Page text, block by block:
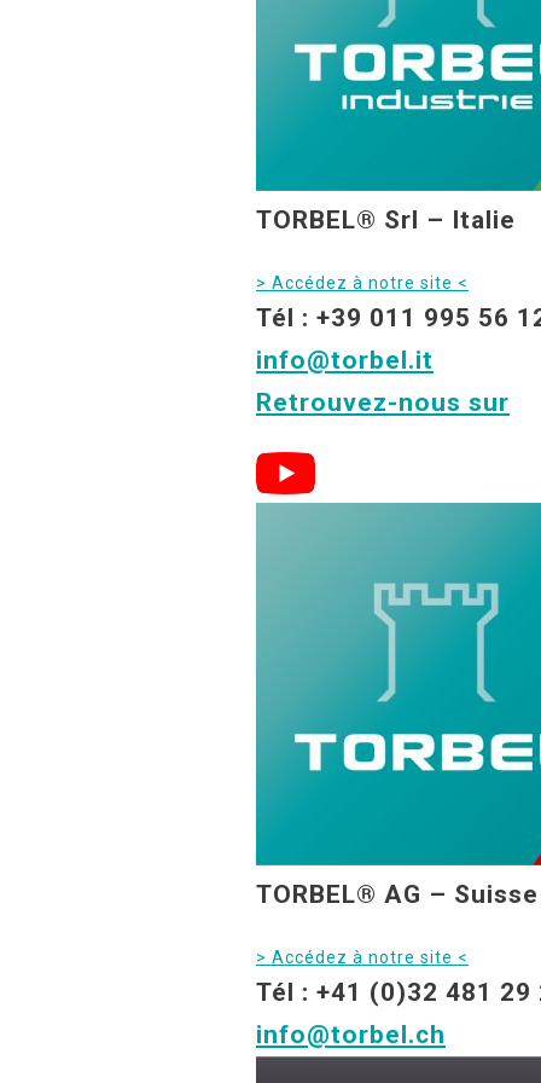
TORBEL® Srl – Italie
> Accédez à notre site <
Tél : +39 011 995 56
info@torbel.it
Retrouvez-nous sur
TORBEL® AG – Suisse
> Accédez à notre site <
Tél : +41 (0)32 481 29
info@torbel.ch